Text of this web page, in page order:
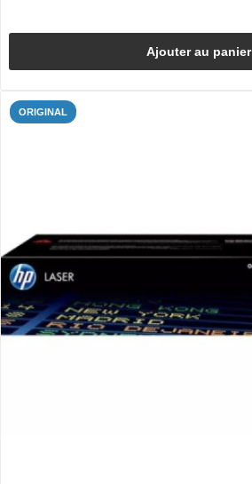
Ajouter au panier
ORIGINAL